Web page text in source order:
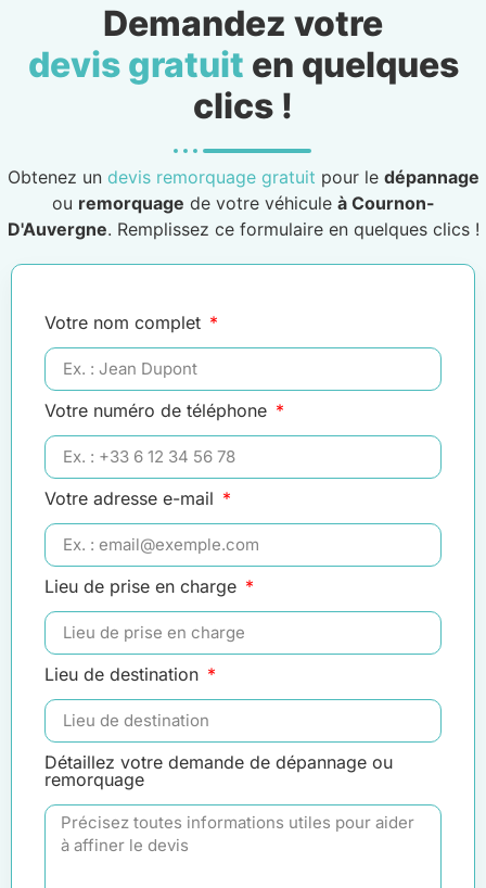
Demandez votre
devis gratuit en quelques
clics !
Obtenez un devis remorquage gratuit pour le dépannage
ou remorquage de votre véhicule à Cournon-
D'Auvergne. Remplissez ce formulaire en quelques clics !
Votre nom complet
Votre numéro de téléphone
Votre adresse e-mail
Lieu de prise en charge
Lieu de destination
Détaillez votre demande de dépannage ou
remorquage